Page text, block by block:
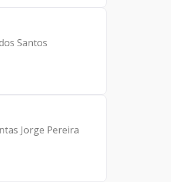
Santos
Jorge Pereira